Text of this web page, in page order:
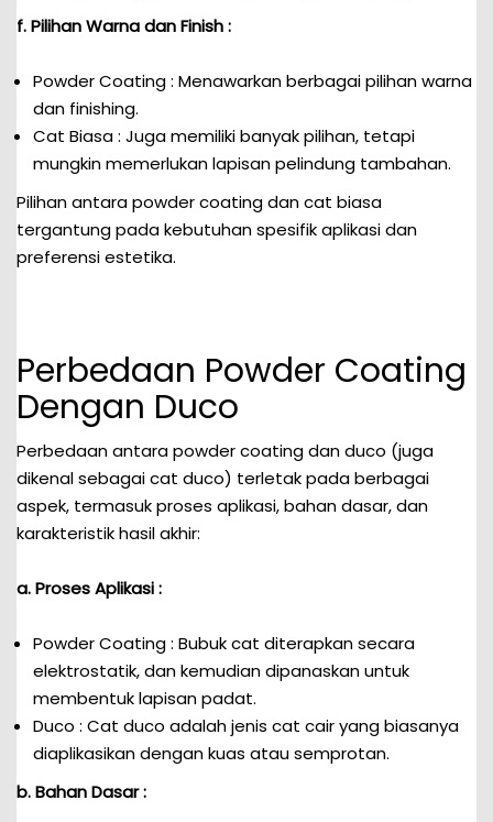
f. Pilihan Warna dan Finish :
Powder Coating : Menawarkan berbagai pilihan warna
dan finishing.
Cat Biasa : Juga memiliki banyak pilihan, tetapi
mungkin memerlukan lapisan pelindung tambahan.
Pilihan antara powder coating dan cat biasa
tergantung pada kebutuhan spesifik aplikasi dan
preferensi estetika.
Perbedaan Powder Coating
Dengan Duco
Perbedaan antara powder coating dan duco (juga
dikenal sebagai cat duco) terletak pada berbagai
aspek, termasuk proses aplikasi, bahan dasar, dan
karakteristik hasil akhir:
a. Proses Aplikasi :
Powder Coating : Bubuk cat diterapkan secara
elektrostatik, dan kemudian dipanaskan untuk
membentuk lapisan padat.
Duco : Cat duco adalah jenis cat cair yang biasanya
diaplikasikan dengan kuas atau semprotan.
b. Bahan Dasar :